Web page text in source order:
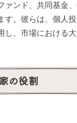
ァンド、共同基金
す。彼らは、個人
し、市場における
の役割